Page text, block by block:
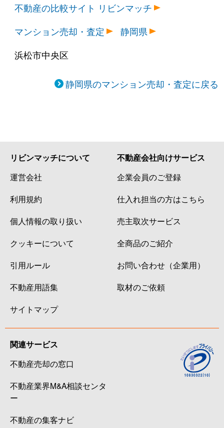
不動産の比較サイト リビンマッチ
マンション売却・査定
静岡県
浜松市中央区
静岡県のマンション売却・査定に戻る
リビンマッチについて
運営会社
利用規約
個人情報の取り扱い
クッキーについて
引用ルール
不動産用語集
サイトマップ
不動産会社向けサービス
企業会員のご登録
仕入れ担当の方はこちら
売主取次サービス
全商品のご紹介
お問い合わせ（企業用）
取材のご依頼
関連サービス
不動産売却の窓口
不動産業界M&A相談センタ
ー
不動産の集客ナビ